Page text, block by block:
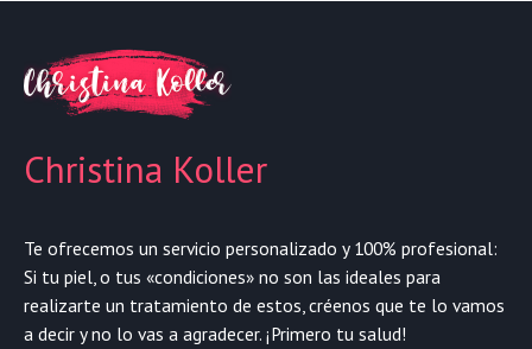
Christina Koller
Te ofrecemos un servicio personalizado y 100% profesional:
Si tu piel, o tus «condiciones» no son las ideales para
realizarte un tratamiento de estos, créenos que te lo vamos
a decir y no lo vas a agradecer. ¡Primero tu salud!